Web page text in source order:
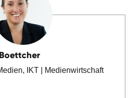
IKT | Medienwirtschaft